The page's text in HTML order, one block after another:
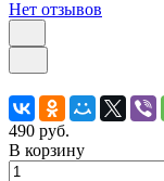
Нет отзывов
490 руб.
В корзину